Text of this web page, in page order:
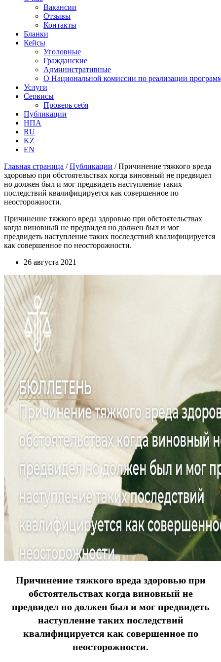
Вакансии
Отзывы
Контакты
Бланки
Кейсы
Уголовные
Гражданские
Административные
О Национальной комиссии по реализации
Услуги
Сервисы
Проверь себя
Публикации
НПА
RU
KZ
EN
Главная страница /Публикации /Причинение тяжкого вреда
здоровью при обстоятельствах когда виновный не предвидел
но должен был и мог предвидеть наступление таких
последствий квалифицируется как совершенное по
неосторожности.
Причинение тяжкого вреда здоровью при обстоятельствах
когда виновный не предвидел но должен был и мог
предвидеть наступление таких последствий квалифицируется
как совершенное по неосторожности.
26 августа 2021
Причинение тяжкого вреда здоровью при
обстоятельствах когда виновный не
предвидел но должен был и мог предвидеть
наступление таких последствий
квалифицируется как совершенное по
неосторожности.